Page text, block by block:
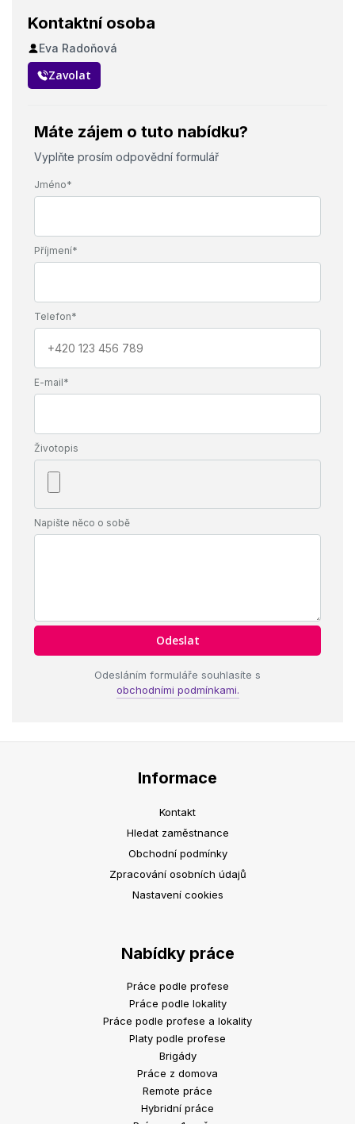
Kontaktní osoba
Eva Radoňová
Zavolat
Máte zájem o tuto nabídku?
Vyplňte prosím odpovědní formulář
Jméno*
Příjmení*
Telefon*
E-mail*
Životopis
Napište něco o sobě
Odesláním formuláře souhlasíte s
obchodními podmínkami.
Informace
Kontakt
Hledat zaměstnance
Obchodní podmínky
Zpracování osobních údajů
Nastavení cookies
Nabídky práce
Práce podle profese
Práce podle lokality
Práce podle profese a lokality
Platy podle profese
Brigády
Práce z domova
Remote práce
Hybridní práce